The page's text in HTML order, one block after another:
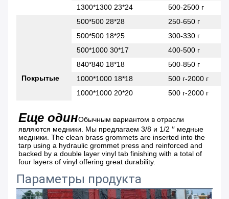
1300*1300 23*24
500-2500 г
Покрытые
500*500 28*28 250-650 г
500*500 18*25
300-330 г
500*1000 30*17
400-500 г
840*840 18*18
500-850 г
1000*1000 18*18
500 г-2000 г
1000*1000 20*20
500 г-2000 г
Еще одинОбычным вариантом в отрасли
являются медники. Мы предлагаем 3/8 и 1/2 ′′ медные
медники. The clean brass grommets are inserted into the
tarp using a hydraulic grommet press and reinforced and
backed by a double layer vinyl tab finishing with a total of
four layers of vinyl offering great durability.
Параметры продукта